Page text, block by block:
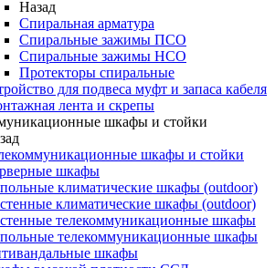
Назад
Спиральная арматура
Спиральные зажимы ПСО
Спиральные зажимы НСО
Протекторы спиральные
для подвеса муфт и запаса кабеля
лента и скрепы
шкафы и стойки
шкафы и стойки
шкафы
климатические шкафы (outdoor)
климатические шкафы (outdoor)
телекоммуникационные шкафы
телекоммуникационные шкафы
шкафы